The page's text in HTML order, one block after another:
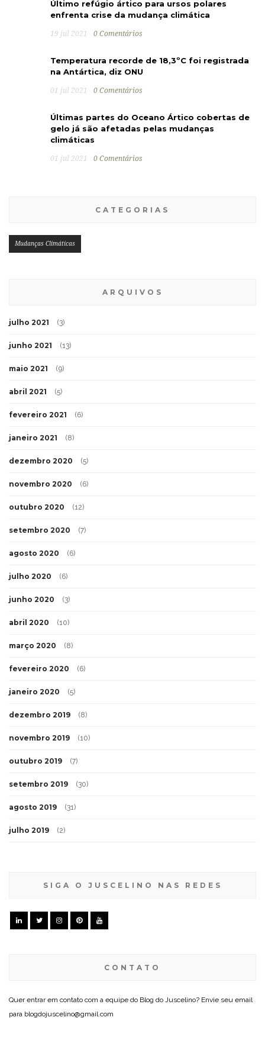
Último refúgio ártico para ursos polares
enfrenta crise da mudança climática
19 jul 2021 0 Comentários
Temperatura recorde de 18,3ºC foi registrada
na Antártica, diz ONU
01 jul 2021 0 Comentários
Últimas partes do Oceano Ártico cobertas de
gelo já são afetadas pelas mudanças
climáticas
01 jul 2021 0 Comentários
CATEGORIAS
Mudanças Climáticas
ARQUIVOS
julho 2021 (3)
junho 2021 (13)
maio 2021 (9)
abril 2021 (5)
fevereiro 2021 (6)
janeiro 2021 (8)
dezembro 2020 (5)
novembro 2020 (6)
outubro 2020 (12)
setembro 2020 (7)
agosto 2020 (6)
julho 2020 (6)
junho 2020 (3)
abril 2020 (10)
março 2020 (8)
fevereiro 2020 (6)
janeiro 2020 (5)
dezembro 2019 (8)
novembro 2019 (10)
outubro 2019 (7)
setembro 2019 (30)
agosto 2019 (31)
julho 2019 (2)
SIGA O JUSCELINO NAS REDES
CONTATO
Quer entrar em contato com a equipe do Blog do Juscelino? Envie seu email
para blogdojuscelino@gmail.com